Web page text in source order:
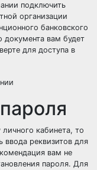
подключить
организации
банковского
документа вам будет
для доступа в
кабинета, то
ввода реквизитов для
вам не
пароля. Для